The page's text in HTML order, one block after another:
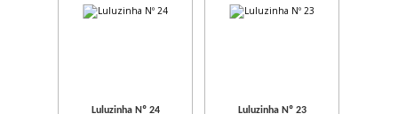
Luluzinha Nº 24 Luluzinha Nº 23